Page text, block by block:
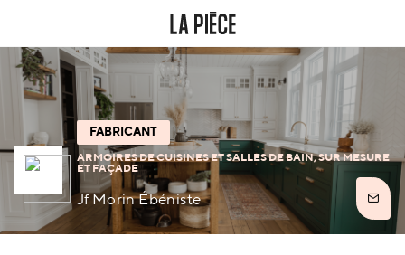
FABRICANT
ARMOIRES DE CUISINES ET SALLES DE BAIN, SUR MESURE
ET FAÇADE
Jf Morin Ébéniste